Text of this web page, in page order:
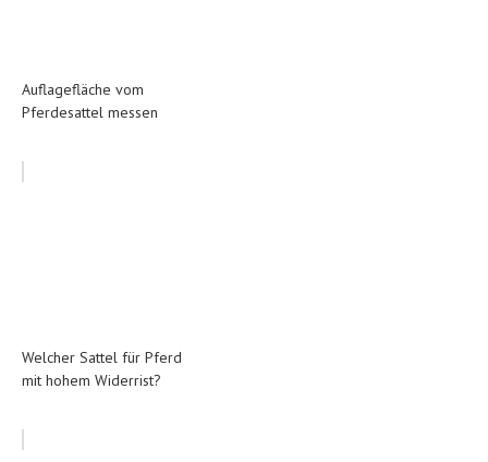
Auflagefläche vom
Pferdesattel messen
Welcher Sattel für Pferd
mit hohem Widerrist?